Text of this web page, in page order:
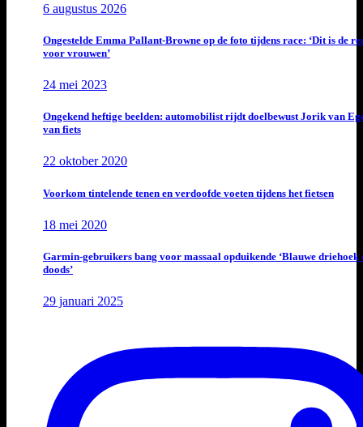
6 augustus 2026
Ongestelde Emma Pallant-Browne op de foto tijdens race: ‘Dit is de
voor vrouwen’
24 mei 2023
Ongekend heftige beelden: automobilist rijdt doelbewust Jorik van
van fiets
22 oktober 2020
Voorkom tintelende tenen en verdoofde voeten tijdens het fietsen
18 mei 2020
Garmin-gebruikers bang voor massaal opduikende ‘Blauwe driehoek
doods’
29 januari 2025